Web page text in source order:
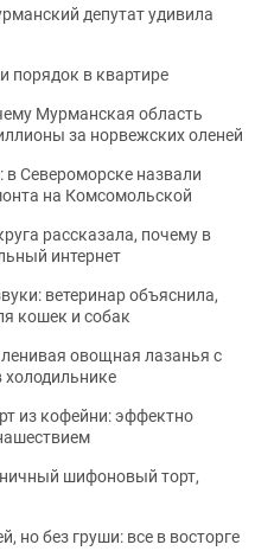
депутат удивила
порядок в квартире
Мурманская область
за норвежских оленей
Североморске назвали
на Комсомольской
рассказала, почему в
интернет
ветеринар объяснила,
кошек и собак
овощная лазанья с
из кофейни: эффектно
шифоновый торт,
но без груши: все в восторге